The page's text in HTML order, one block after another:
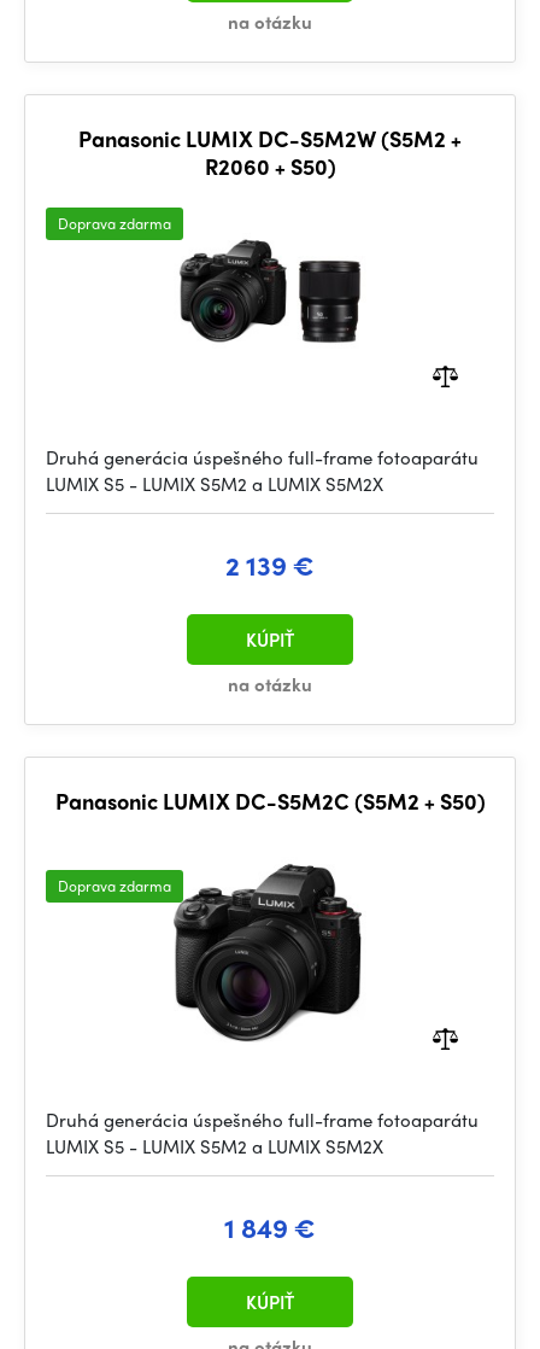
na otázku
Panasonic LUMIX DC-S5M2W (S5M2 +
R2060 + S50)
Doprava zdarma
Druhá generácia úspešného full-frame fotoaparátu
LUMIX S5 - LUMIX S5M2 a LUMIX S5M2X
2 139 €
na otázku
KÚPIŤ
Panasonic LUMIX DC-S5M2C (S5M2 + S50)
Doprava zdarma
Druhá generácia úspešného full-frame fotoaparátu
LUMIX S5 - LUMIX S5M2 a LUMIX S5M2X
1 849 €
KÚPIŤ